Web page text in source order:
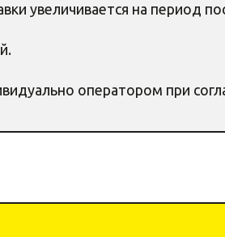
увеличивается на период
оператором при